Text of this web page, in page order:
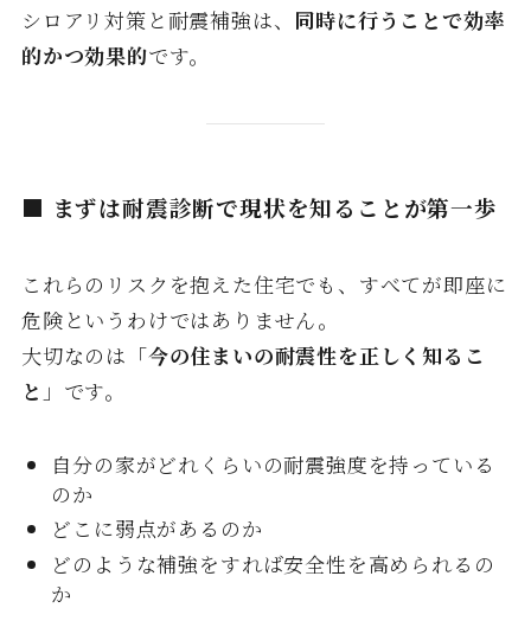
シロアリ対策と耐震補強は、 同時に行うことで効率
的かつ効果的です。
■ まずは耐震診断で現状を知ることが第一歩
これらのリスクを抱えた住宅でも、すべてが即座に
危険というわけではありません。
大切なのは「今の住まいの耐震性を正しく知るこ
と 」です。
自分の家がどれくらいの耐震強度を持っている
のか
どこに弱点があるのか
どのような補強をすれば安全性を高められるの
か